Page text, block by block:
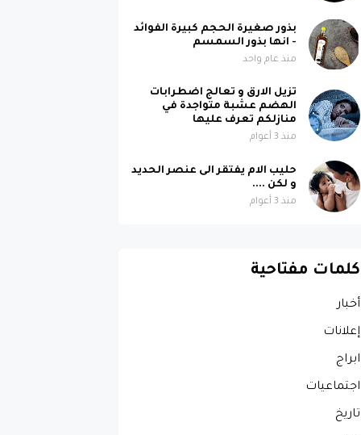
بذور صغيرة الحجم كبيرة الفوائد
- انها بذور السمسم
منذ عام واحد
تزيل الارق و تعالج اضطرابات
الهضم عشبة متواجدة في
منازلكم تعرف عليها
منذ 3 أعوام
حليب الام يفتقر الى عنصر الحديد
و لكن ....
منذ 3 أعوام
كلمات مفتاحية
أخبار
إعلانات
ابراج
اجتماعيات
تاريخ